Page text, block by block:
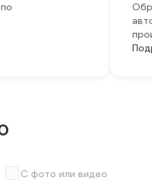
С фото или видео